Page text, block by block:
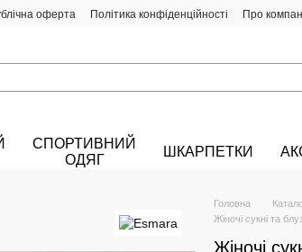
оферта Політика конфіденційності Про
СПОРТИВНИЙ
ОДЯГ
ШКАРПЕТКИ
Головна
Жіночі сукні та
Жіночі